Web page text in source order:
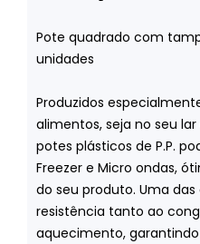
Pote quadrado com
unidades
Produzidos
alimentos, seja no seu
potes plásticos de P.P.
Freezer e Micro ondas,
do seu produto. Uma
resistência tanto ao
aquecimento,